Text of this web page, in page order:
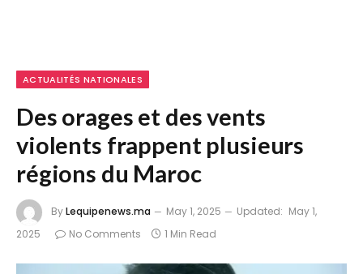
ACTUALITÉS NATIONALES
Des orages et des vents
violents frappent plusieurs
régions du Maroc
ByLequipenews.ma May 1, 2025 Updated: May 1,
2025
No Comments 1 Min Read